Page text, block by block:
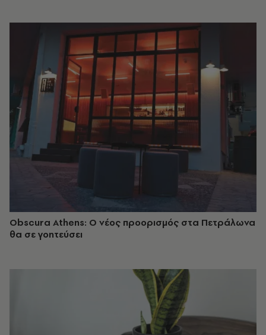
Obscura Athens: Ο νέος προορισμός στα Πετράλωνα
θα σε γοητεύσει